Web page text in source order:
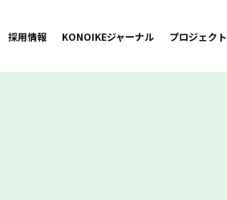
採用情報 KONOIKEジャーナル プロジェクト